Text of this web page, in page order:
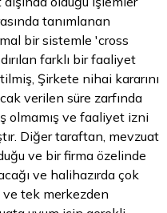
tanımlanan
bir sistemle 'cross
farklı bir faaliyet
Şirkete nihai kararını
verilen süre zarfında
olmamış ve faaliyet izni
Diğer taraftan, mevzuat
ve bir firma özelinde
ve halihazırda çok
tek merkezden